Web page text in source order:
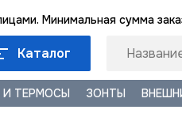
Минимальная сумма
Каталог
И ТЕРМОСЫ ЗОНТЫ